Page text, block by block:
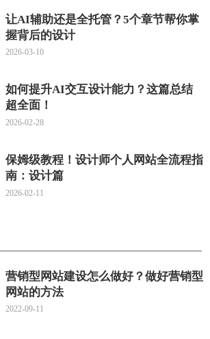
让AI辅助还是全托管？5个章节帮你掌
握背后的设计
2026-03-10
如何提升AI交互设计能力？这篇总结
超全面！
2026-02-28
保姆级教程！设计师个人网站全流程指
南：设计篇
2026-02-11
营销型网站建设怎么做好？做好营销型
网站的方法
2022-09-11